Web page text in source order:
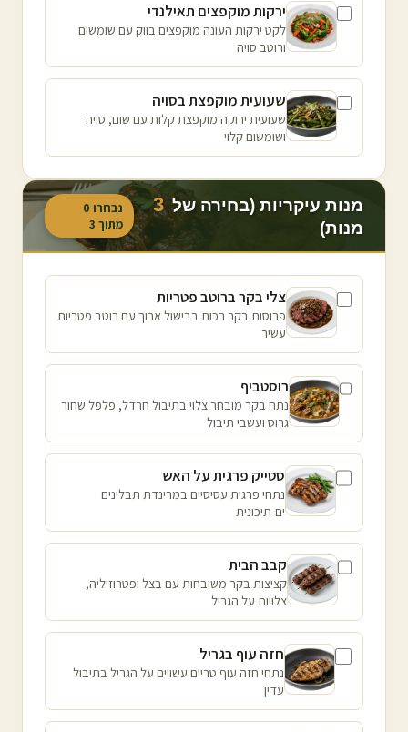
ירקות מוקפצים תאילנדי
לקט ירקות העונה מוקפצים בווק עם שומשום
ורוטב סויה
שעועית מוקפצת בסויה
שעועית ירוקה מוקפצת קלות עם שום, סויה
ושומשום קלוי
מנות עיקריות (בחירה של 3
מנות)
נבחרו 0
מתוך 3
צלי בקר ברוטב פטריות
פרוסות בקר רכות בבישול ארוך עם רוטב פטריות
עשיר
רוסטביף
נתח בקר מובחר צלוי בתיבול חרדל, פלפל שחור
גרוס ועשבי תיבול
סטייק פרגית על האש
נתחי פרגית עסיסיים במרינדת תבלינים
ים-תיכונית
קבב הבית
קציצות בקר משובחות עם בצל ופטרוזיליה,
צלויות על הגריל
חזה עוף בגריל
נתחי חזה עוף טריים עשויים על הגריל בתיבול
עדין